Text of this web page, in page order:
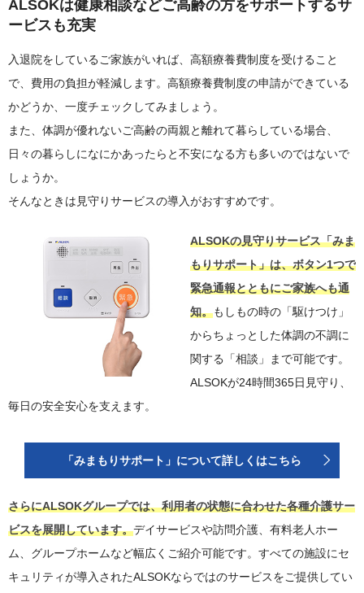
ALSOKは健康相談などご高齢の方をサポートするサ
ービスも充実
入退院をしているご家族がいれば、高額療養費制度を受けること
で、費用の負担が軽減します。高額療養費制度の申請ができている
かどうか、一度チェックしてみましょう。
また、体調が優れないご高齢の両親と離れて暮らしている場合、
日々の暮らしになにかあったらと不安になる方も多いのではないで
しょうか。
そんなときは見守りサービスの導入がおすすめです。
ALSOKの見守りサービス「みま
もりサポート」は、ボタン1つで
緊急通報とともにご家族へも通
知。もしもの時の「駆けつけ」
からちょっとした体調の不調に
関する「相談」まで可能です。
ALSOKが24時間365日見守り、
毎日の安全安心を支えます。
「みまもりサポート」について詳しくはこちら
さらにALSOKグループでは、利用者の状態に合わせた各種介護サー
ビスを展開しています。デイサービスや訪問介護、有料老人ホー
ム、グループホームなど幅広くご紹介可能です。すべての施設にセ
キュリティが導入されたALSOKならではのサービスをご提供してい